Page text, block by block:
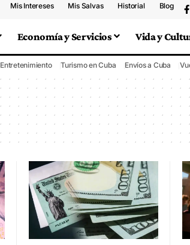
Mis Intereses Mis Salvas Historial Blog
Economía y Servicios Vida y
Entretenimiento Turismo en Cuba Envíos a Cuba